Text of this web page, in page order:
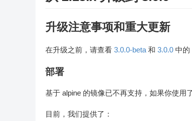
升级注意事项和重大更新
在升级之前，请查看 3.0.0-beta 和 3.0.0 中的
部署
基于 alpine 的镜像已不再支持，如果你使用
目前，我们提供了：